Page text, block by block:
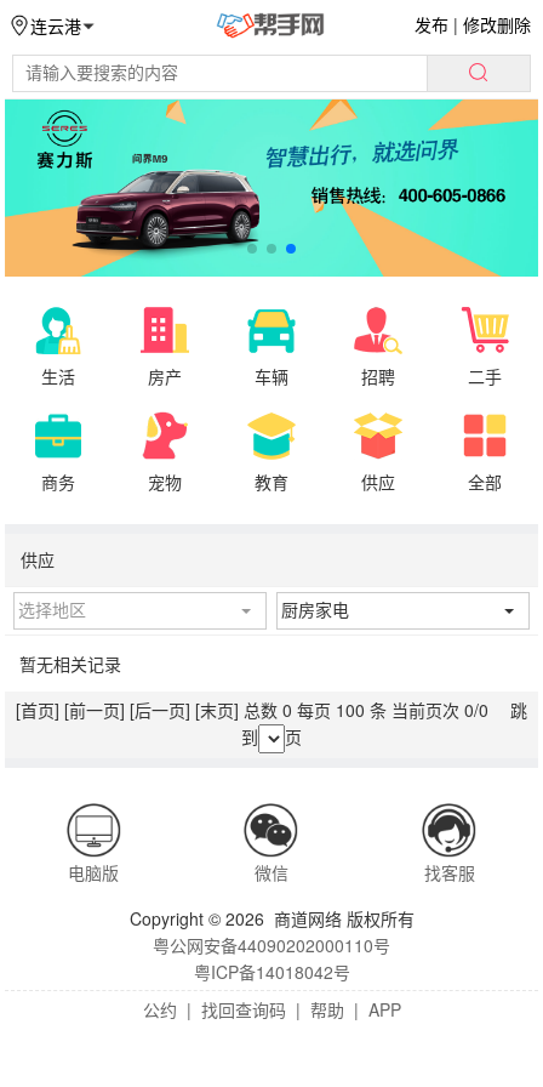
连云港 发布 |修改删除
生活 房产 车辆 招聘 二手
商务 宠物 教育 供应 全部
供应
选择地区 厨房家电
暂无相关记录
[首页] [前一页] [后一页] [末页] 总数 0 每页 100 条 当前页次 0/0 跳
到
页
电脑版 微信
找客服
Copyright © 2026 商道网络 版权所有
粤公网安备44090202000110号
粤ICP备14018042号
公约 | 找回查询码 | 帮助 | APP